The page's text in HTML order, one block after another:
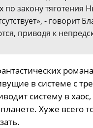
по закону тяготения
- говорит
приводя к
в системе с
систему в
Хуже всего